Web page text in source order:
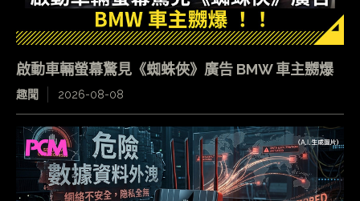
啟動車輛螢幕驚見《蜘蛛俠》廣告 BMW 車主嬲爆
趣聞 2026-08-08